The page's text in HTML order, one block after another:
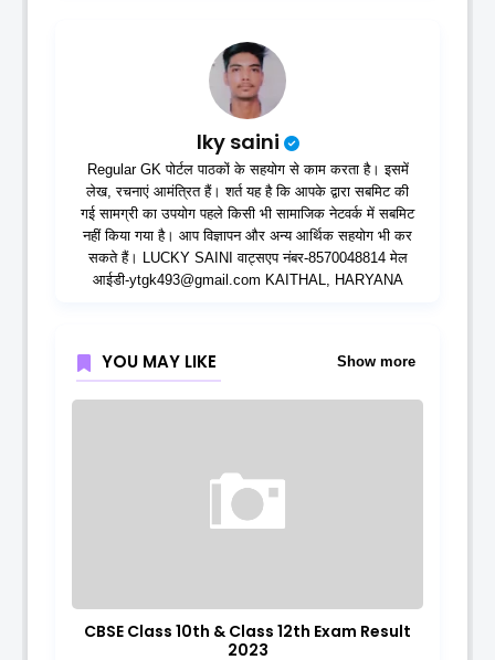
lky saini
Regular GK पोर्टल पाठकों के सहयोग से काम करता है। इसमें
लेख, रचनाएं आमंत्रित हैं। शर्त यह है कि आपके द्वारा सबमिट की
गई सामग्री का उपयोग पहले किसी भी सामाजिक नेटवर्क में सबमिट
नहीं किया गया है। आप विज्ञापन और अन्य आर्थिक सहयोग भी कर
सकते हैं। LUCKY SAINI वाट्सएप नंबर-8570048814 मेल
आईडी-ytgk493@gmail.com KAITHAL, HARYANA
YOU MAY LIKE Show more
CBSE Class 10th & Class 12th Exam Result
2023